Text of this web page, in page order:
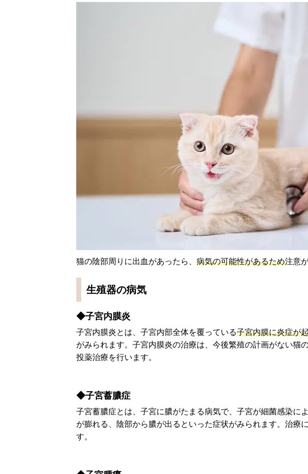
猫の陰部周りに出血があったら、 病気の可能性があるため注意
生殖器の病気
◆子宮内膜炎
子宮内膜炎とは、子宮内部全体を覆っている子宮内膜に炎症が
がみられます。子宮内膜炎の治療は、今後繁殖の計画がない猫の
投薬治療を行います。
◆子宮蓄膿症
子宮蓄膿症とは、子宮に膿がたまる病気で、子宮が細菌感染に
が膨れる、陰部から膿が出るといった症状がみられます。治療
す。